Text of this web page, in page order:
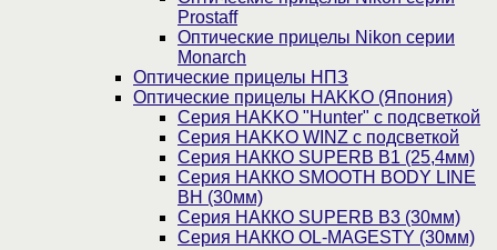
Prostaff
Оптические прицелы Nikon серии
Monarch
Оптические прицелы НПЗ
Оптические прицелы HAKKO (Япония)
Cерия HAKKO "Hunter" с подсветкой
Серия НAKKO WINZ с подсветкой
Серия НАККО SUPERB B1 (25,4мм)
Серия НАККО SMOOTH BODY LINE
BH (30мм)
Серия НАККО SUPERB B3 (30мм)
Серия НАККО OL-MAGESTY (30мм)